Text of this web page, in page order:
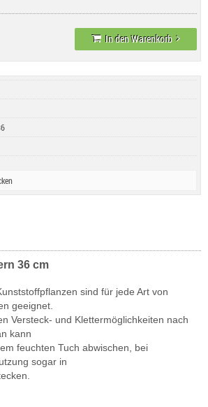
In den Warenkorb
36 cm
sind für jede Art von
geeignet.
Versteck- und Klettermöglichkeiten nach
kann
feuchten Tuch abwischen, bei
sogar in